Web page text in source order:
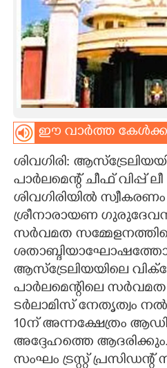
SPIRITUAL
INFO+
ASTRO
CARTOONS
LITERATURE
ZOOM
ഈ വാർത്ത
ശിവഗിരി:
പാർലമെന്റ് ചീഫ് വിപ്പ്
ശിവഗിരിയിൽ
ശ്രീനാരായണ ഗുരുദേവൻ
സർവമത
ആസ്ട്രേലിയയിലെ
പാർലമെന്റിലെ
ടർലാമിസ് നേതൃത്വം
10ന് അന്നക്ഷേത്രം
അദ്ദേഹത്തെ
സംഘം ട്രസ്റ്റ് പ്രസിഡന്റ്